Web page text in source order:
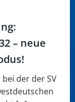
– neue
der der SV